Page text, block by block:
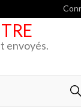
envoyés.